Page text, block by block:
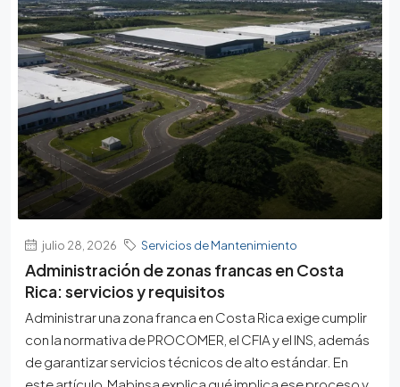
julio 28, 2026 Servicios de Mantenimiento
Administración de zonas francas en Costa
Rica: servicios y requisitos
Administrar una zona franca en Costa Rica exige cumplir
con la normativa de PROCOMER, el CFIA y el INS, además
de garantizar servicios técnicos de alto estándar. En